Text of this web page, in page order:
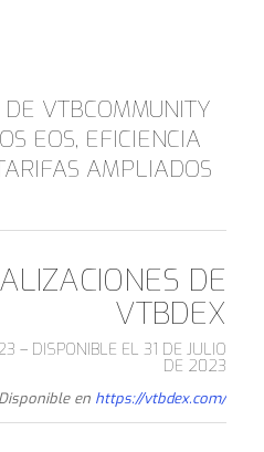
VTBCOMMUNITY
EOS, EFICIENCIA
AMPLIADOS
DE
VTBDEX
– DISPONIBLE EL 31 DE JULIO
DE 2023
Disponible en https://vtbdex.com/